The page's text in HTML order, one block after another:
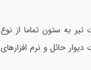
به ستون تماما از نوع
حائل و نرم افزارهای